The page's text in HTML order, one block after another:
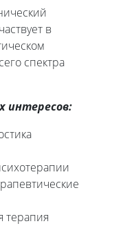
в
спектра
интересов:
терапия